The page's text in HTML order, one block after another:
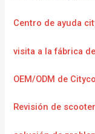
Centro de ayuda
visita a la fábrica
OEM/ODM de
Revisión de